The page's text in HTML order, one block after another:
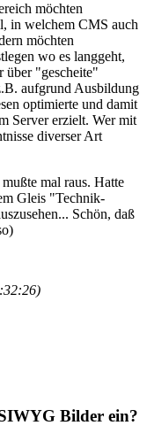
möchten
in welchem CMS auch
möchten
wo es langgeht,
über "gescheite"
aufgrund Ausbildung
optimierte und damit
Server erzielt. Wer mit
diverser Art
mal raus. Hatte
Gleis "Technik-
Schön, daß
Bilder ein?